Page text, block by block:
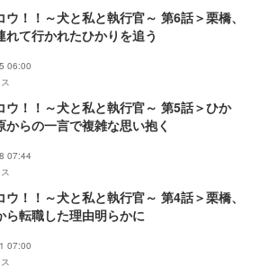
ウ！！～犬と私と執行官～ 第6話＞栗橋、
れて行かれたひかりを追う
06:00
ウ！！～犬と私と執行官～ 第5話＞ひか
からの一言で複雑な思い抱く
07:44
ウ！！～犬と私と執行官～ 第4話＞栗橋、
ら転職した理由明らかに
07:00